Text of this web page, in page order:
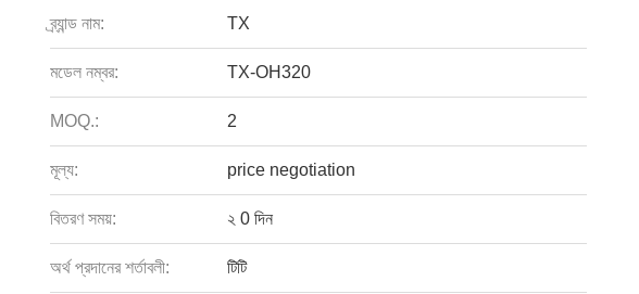
ব্র্যান্ড নাম: TX
মডেল নম্বর: TX-OH320
MOQ.: 2
মূল্য: price negotiation
বিতরণ সময়: ২ 0 দিন
অর্থ প্রদানের শর্তাবলী: টিটি